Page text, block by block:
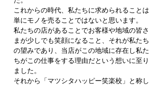
これからの時代、私たちに求められることは
単にモノを売ることではないと思います。
私たちの店があることでお客様や地域の皆さ
まが少しでも笑顔になること、それが私たち
の望みであり、当店がこの地域に存在し私た
ちがこの仕事をする理由だという想いに至り
ました。
それから「マツシタハッピー笑楽校」と称し